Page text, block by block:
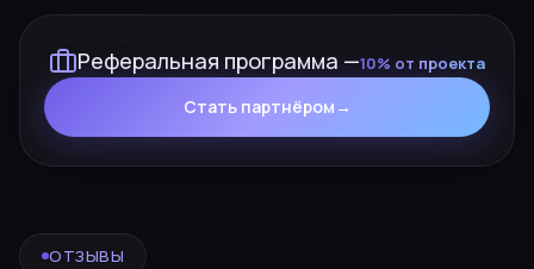
Реферальная программа —10% от проекта
Стать партнёром →
ОТЗЫВЫ